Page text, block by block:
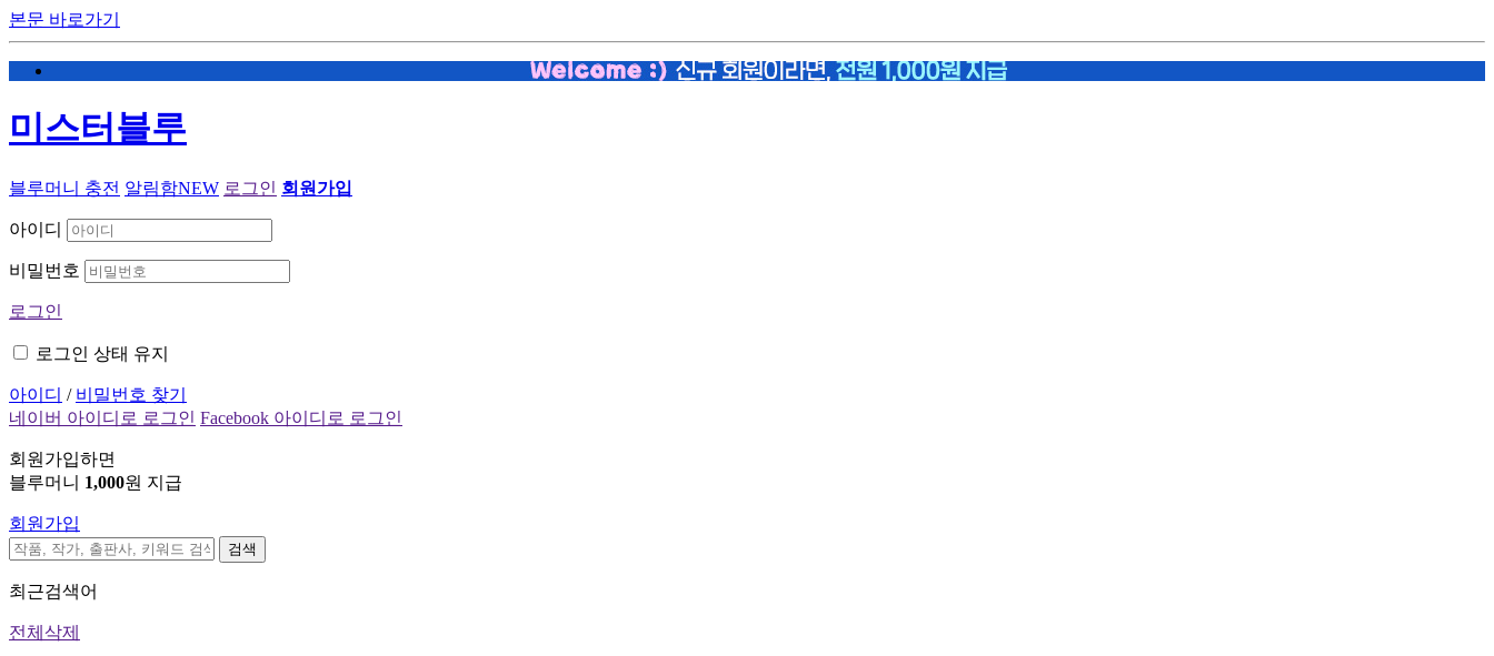
본문 바로가기
미스터블루
블루머니 충전 알림함NEW 로그인 회원가입
아이디
비밀번호
로그인
로그인 상태 유지
아이디 / 비밀번호 찾기
네이버 아이디로 로그인 Facebook 아이디로 로그인
회원가입하면
블루머니 1,000원 지급
회원가입
검색
최근검색어
전체삭제